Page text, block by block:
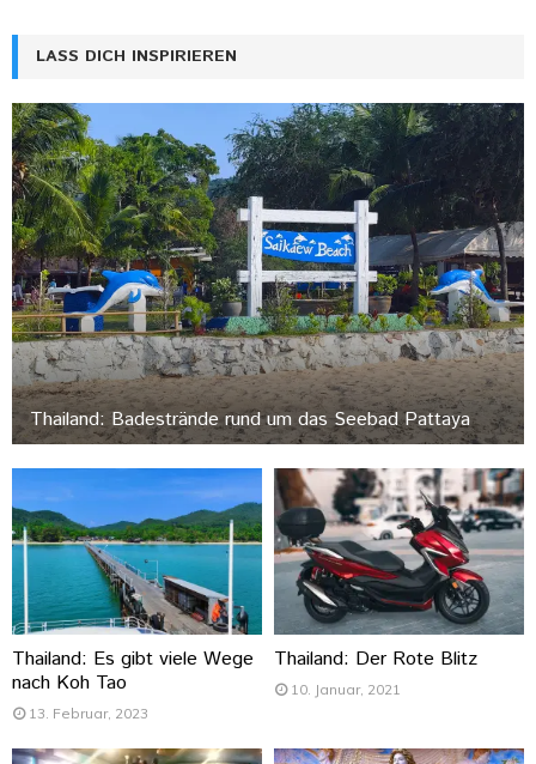
LASS DICH INSPIRIEREN
Thailand: Badestrände rund um das Seebad Pattaya
Thailand: Es gibt viele Wege
nach Koh Tao
13. Februar, 2023
Thailand: Der Rote Blitz
10. Januar, 2021